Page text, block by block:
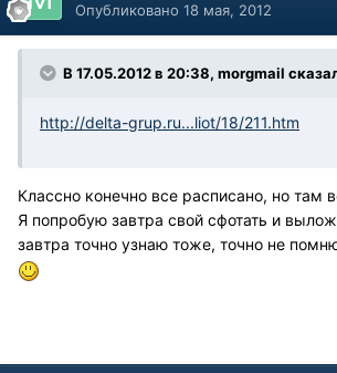
Опубликовано 18 мая, 2012
В 17.05.2012 в 20:38, morgmail
http://delta-grup.ru...liot/18/211.htm
Классно конечно все расписано, но там
Я попробую завтра свой сфотать и
завтра точно узнаю тоже, точно не